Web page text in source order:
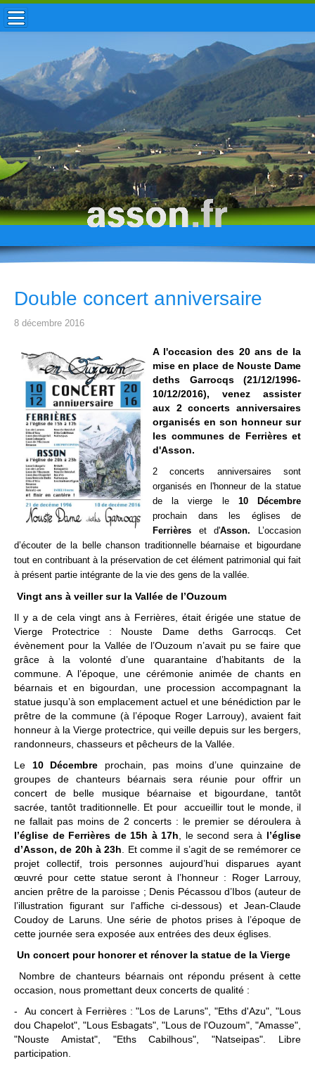
ACCUEIL / INFOS
MUNICIPALITÉ
VIE LOCALE
ENFANCE
TOURISME
HISTOIRE
Double concert anniversaire
8 décembre 2016
A l'occasion des 20 ans de la
mise en place de Nouste Dame
deths Garrocqs (21/12/1996-
10/12/2016), venez assister
aux 2 concerts anniversaires
organisés en son honneur sur
les communes de Ferrières et
d'Asson.
2 concerts anniversaires sont
organisés en l'honneur de la statue
de la vierge le 10 Décembre
prochain dans les églises de
Ferrières et d'Asson.
L’occasion
d’écouter de la belle chanson traditionnelle béarnaise et bigourdane
tout en contribuant à la préservation de cet élément patrimonial qui fait
à présent partie intégrante de la vie des gens de la vallée.
Vingt ans à veiller sur la Vallée de l’Ouzoum
Il y a de cela vingt ans à Ferrières, était érigée une statue de
Vierge Protectrice : Nouste Dame deths Garrocqs. Cet
évènement pour la Vallée de l’Ouzoum n’avait pu se faire que
grâce à la volonté d’une quarantaine d’habitants de la
commune. A l’époque, une cérémonie animée de chants en
béarnais et en bigourdan, une procession accompagnant la
statue jusqu’à son emplacement actuel et une bénédiction par le
prêtre de la commune (à l’époque Roger Larrouy), avaient fait
honneur à la Vierge protectrice, qui veille depuis sur les bergers,
randonneurs, chasseurs et pêcheurs de la Vallée.
Le 10 Décembre prochain, pas moins d’une quinzaine de
groupes de chanteurs béarnais sera réunie pour offrir un
concert de belle musique béarnaise et bigourdane, tantôt
sacrée, tantôt traditionnelle. Et pour accueillir tout le monde, il
ne fallait pas moins de 2 concerts : le premier se déroulera à
l’église de Ferrières de 15h à 17h , le second sera à l’église
d’Asson, de 20h à 23h . Et comme il s’agit de se remémorer ce
projet collectif, trois personnes aujourd’hui disparues ayant
œuvré pour cette statue seront à l’honneur : Roger Larrouy,
ancien prêtre de la paroisse ; Denis Pécassou d’Ibos (auteur de
l’illustration figurant sur l'affiche ci-dessous) et Jean-Claude
Coudoy de Laruns. Une série de photos prises à l’époque de
cette journée sera exposée aux entrées des deux églises.
Un concert pour honorer et rénover la statue de la Vierge
Nombre de chanteurs béarnais ont répondu présent à cette
occasion, nous promettant deux concerts de qualité :
- Au concert à Ferrières : "Los de Laruns", "Eths d'Azu", "Lous
dou Chapelot", "Lous Esbagats", "Lous de l'Ouzoum", "Amasse",
"Nouste Amistat", "Eths Cabilhous", "Natseipas". Libre
participation.